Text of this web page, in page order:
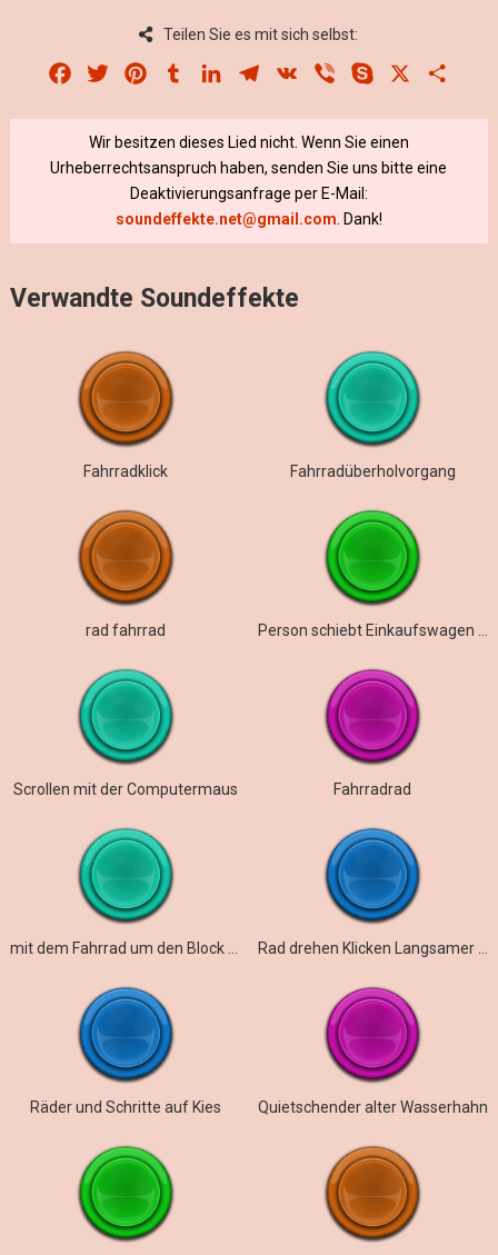
Teilen Sie es mit sich selbst:
Facebook
Twitter PinterestTumblrLinkedInTelegram
VK Viber Skype
Wir besitzen dieses Lied nicht. Wenn Sie einen
Urheberrechtsanspruch haben, senden Sie uns bitte eine
Deaktivierungsanfrage per E-Mail:
soundeffekte.net@gmail.com . Dank!
Verwandte Soundeffekte
Fahrradklick Fahrradüberholvorgang
rad fahrrad
Scrollen mit der Computermaus Fahrradrad
Räder und Schritte auf Kies Quietschender alter Wasserhahn